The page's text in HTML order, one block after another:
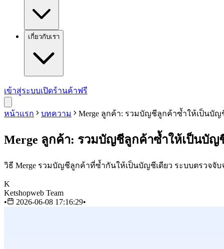
เกี่ยวกับเรา
เข้าสู่ระบบเปิดร้านค้าฟรี
หน้าแรก บทความ Merge ลูกค้า: รวมบัญชีลูกค้าซ้ำให้เป็นบั
Merge ลูกค้า: รวมบัญชีลูกค้าซ้ำให้เป็นบัญ
วิธี Merge รวมบัญชีลูกค้าที่ซ้ำกันให้เป็นบัญชีเดียว ระบบตรวจ
K
Ketshopweb Team
•
2026-06-08 17:16:29•